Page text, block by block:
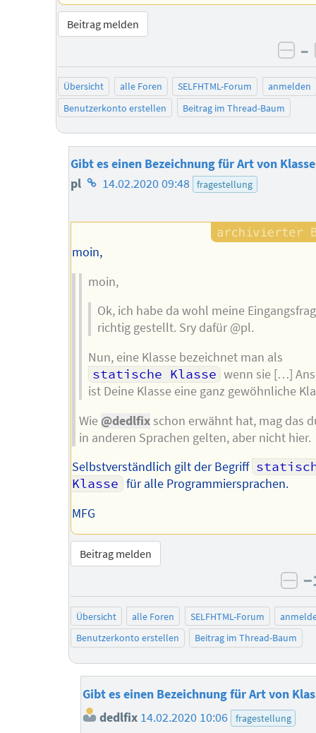
Beitrag melden
–
Übersicht alle Foren SELFHTML-Forum
anmelden
Benutzerkonto erstellen
Beitrag im Thread-Baum
Gibt es einen Bezeichnung für Art von
pl Homepage
Autors
14.02.2020 09:48 fragestellung
moin,
moin,
Ok, ich habe da wohl meine
richtig gestellt. Sry dafür @pl.
Nun, eine Klasse bezeichnet man als
statische Klasse wenn sie […]
ist Deine Klasse eine ganz gewöhnliche
Wie @dedlfixschon erwähnt hat, mag das
in anderen Sprachen gelten, aber nicht hier.
Selbstverständlich gilt der Begriff
Klasse für alle Programmiersprachen.
MFG
Beitrag melden
Übersicht alle Foren SELFHTML-Forum
Benutzerkonto erstellen
Beitrag im Thread-Baum
Gibt es einen Bezeichnung für Art von
dedlfix 14.02.2020 10:06 fragestellung